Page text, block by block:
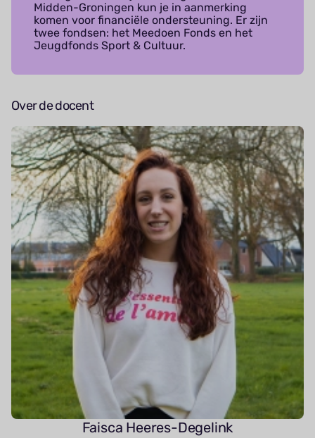
Midden-Groningen kun je in aanmerking
komen voor financiële ondersteuning. Er zijn
twee fondsen: het Meedoen Fonds en het
Jeugdfonds Sport & Cultuur.
Over de docent
Faisca Heeres-Degelink